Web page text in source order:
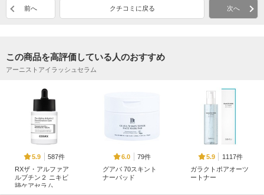
前へ クチコミに戻る 次へ
この商品を高評価している人のおすすめ
アーニストアイラッシュセラム
5.9
587件
RXザ・アルファア
ルブチン２ ニキビ
跡ケアセラム
6.0
79件
グアバ 70スキント
ナーパッド
5.9
1117件
ガラクトポアオーツ
ートナー